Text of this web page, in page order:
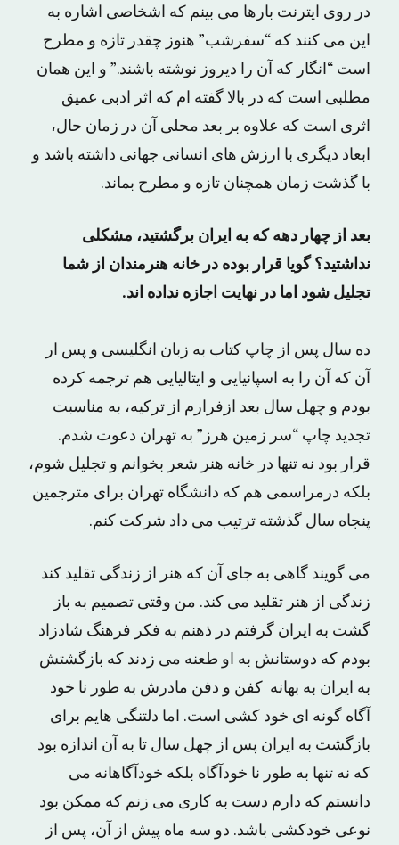
در روی ایترنت بارها می بینم که اشخاصی اشاره به
این می کنند که “سفرشب” هنوز چقدر تازه و مطرح
است “انگار که آن را دیروز نوشته باشند.” و این همان
مطلبی است که در بالا گفته ام که اثر ادبی عمیق
اثری است که علاوه بر بعد محلی آن در زمان حال،
ابعاد دیگری با ارزش های انسانی جهانی داشته باشد و
با گذشت زمان همچنان تازه و مطرح بماند.
بعد از چهار دهه که به ایران برگشتید، مشکلی
نداشتید؟ گویا قرار بوده در خانه هنرمندان از شما
تجلیل شود اما در نهایت اجازه نداده اند.
ده سال پس از چاپ کتاب به زبان انگلیسی و پس ار
آن که آن را به اسپانیایی و ایتالیایی هم ترجمه کرده
بودم و چهل سال بعد ازفرارم از ترکیه، به مناسبت
تجدید چاپ “سر زمین هرز” به تهران دعوت شدم.
قرار بود نه تنها در خانه هنر شعر بخوانم و تجلیل شوم،
بلکه درمراسمی هم که دانشگاه تهران برای مترجمین
پنجاه سال گذشته ترتیب می داد شرکت کنم.
می گویند گاهی به جای آن که هنر از زندگی تقلید کند
زندگی از هنر تقلید می کند. من وقتی تصمیم به باز
گشت به ایران گرفتم در ذهنم به فکر فرهنگ شادزاد
بودم که دوستانش به او طعنه می زدند که بازگشتش
به ایران به بهانه کفن و دفن مادرش به طور نا خود
آگاه گونه ای خود کشی است. اما دلتنگی هایم برای
بازگشت به ایران پس از چهل سال تا به آن اندازه بود
که نه تنها به طور نا خودآگاه بلکه خودآگاهانه می
دانستم که دارم دست به کاری می زنم که ممکن بود
نوعی خودکشی باشد. دو سه ماه پیش از آن، پس از